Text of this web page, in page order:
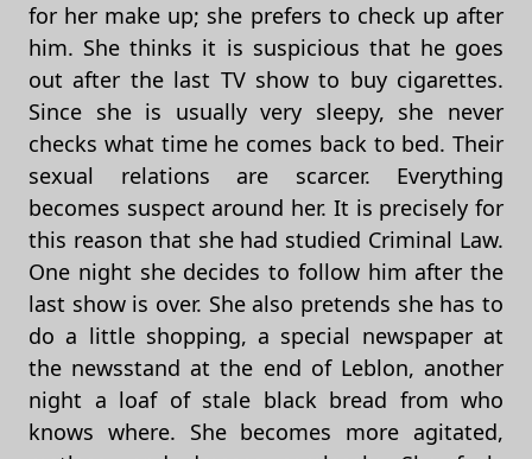
for her make up; she prefers to check up after
him. She thinks it is suspicious that he goes
out after the last TV show to buy cigarettes.
Since she is usually very sleepy, she never
checks what time he comes back to bed. Their
sexual relations are scarcer. Everything
becomes suspect around her. It is precisely for
this reason that she had studied Criminal Law.
One night she decides to follow him after the
last show is over. She also pretends she has to
do a little shopping, a special newspaper at
the newsstand at the end of Leblon, another
night a loaf of stale black bread from who
knows where. She becomes more agitated,